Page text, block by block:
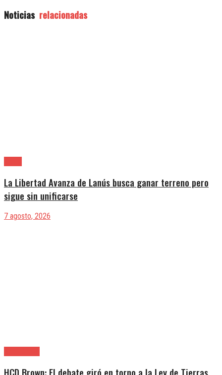
Noticias relacionadas
La Libertad Avanza de Lanús busca ganar terreno pero
sigue sin unificarse
7 agosto, 2026